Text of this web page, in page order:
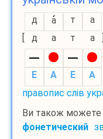
д а т а
[
д а т а ]
E
A E A
правопис слів
Ви також можете
фонетический